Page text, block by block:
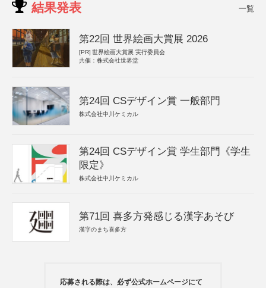
結果発表 一覧
第22回 世界絵画大賞展 2026
[PR] 世界絵画大賞展 実行委員会
共催：株式会社世界堂
第24回 CSデザイン賞 一般部門
株式会社中川ケミカル
第24回 CSデザイン賞 学生部門《学生
限定》
株式会社中川ケミカル
第71回 喜多方発感じる漢字あそび
漢字のまち喜多方
応募される際は、必ず公式ホームページにて